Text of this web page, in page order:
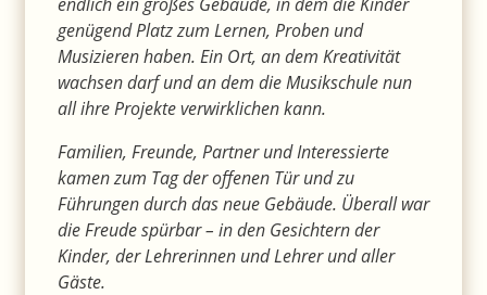
genügend Platz zum Lernen, Proben und
Musizieren haben. Ein Ort, an dem Kreativität
wachsen darf und an dem die Musikschule nun
all ihre Projekte verwirklichen kann.
Familien, Freunde, Partner und Interessierte
kamen zum Tag der offenen Tür und zu
Führungen durch das neue Gebäude. Überall war
die Freude spürbar – in den Gesichtern der
Kinder, der Lehrerinnen und Lehrer und aller
Gäste.